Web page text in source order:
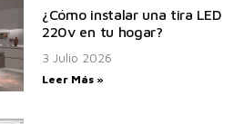
¿Cómo instalar una tira LED
220v en tu hogar?
3 Julio 2026
Leer Más »